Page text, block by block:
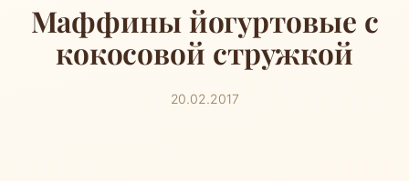
Маффины йогуртовые с
кокосовой стружкой
20.02.2017